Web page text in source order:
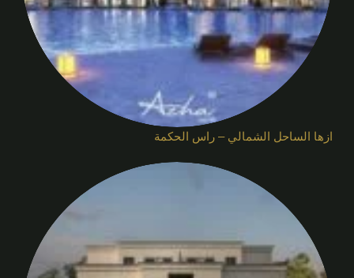
ازها الساحل الشمالي – راس الحكمة